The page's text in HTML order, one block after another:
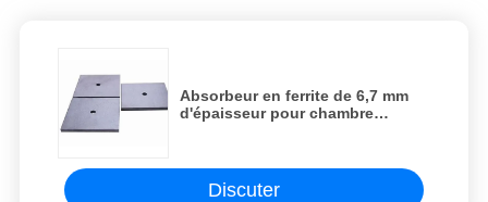
Absorbeur en ferrite de 6,7 mm
d'épaisseur pour chambre
Discuter